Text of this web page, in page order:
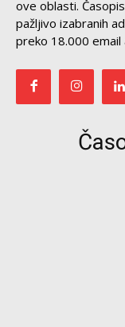
ove oblasti.
pažljivo izabranih
preko 18.000 email